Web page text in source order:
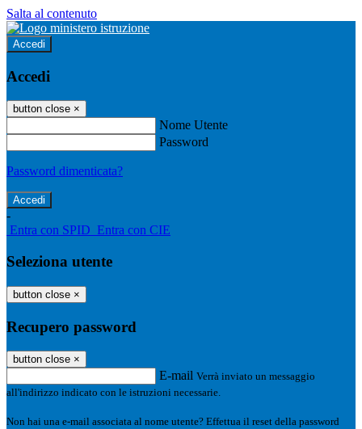
Salta al contenuto
Accedi
Accedi
button close ×
Nome Utente
Password
Password dimenticata?
-
Entra con SPID Entra con CIE
Seleziona utente
button close ×
Recupero password
button close ×
E-mail Verrà inviato un messaggio
all'indirizzo indicato con le istruzioni necessarie.
Non hai una e-mail associata al nome utente? Effettua il reset della password